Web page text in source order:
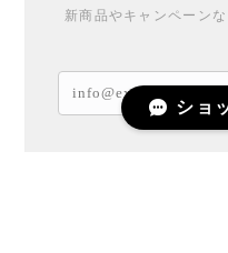
新商品やキャンペーン
ショ